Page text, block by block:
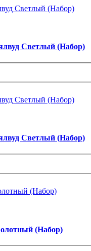
Светлый (Набор)
Светлый (Набор)
(Набор)